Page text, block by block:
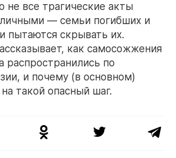
не все трагические акты
— семьи погибших и
пытаются скрывать их.
как самосожжения
распространились по
и почему (в основном)
такой опасный шаг.